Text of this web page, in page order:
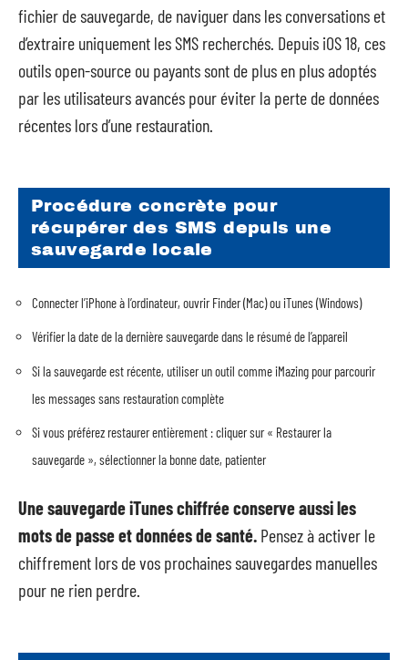
fichier de sauvegarde, de naviguer dans les conversations et
d’extraire uniquement les SMS recherchés. Depuis iOS 18, ces
outils open-source ou payants sont de plus en plus adoptés
par les utilisateurs avancés pour éviter la perte de données
récentes lors d’une restauration.
Procédure concrète pour
récupérer des SMS depuis une
sauvegarde locale
Connecter l’iPhone à l’ordinateur, ouvrir Finder (Mac) ou iTunes (Windows)
Vérifier la date de la dernière sauvegarde dans le résumé de l’appareil
Si la sauvegarde est récente, utiliser un outil comme iMazing pour parcourir
les messages sans restauration complète
Si vous préférez restaurer entièrement : cliquer sur « Restaurer la
sauvegarde », sélectionner la bonne date, patienter
Une sauvegarde iTunes chiffrée conserve aussi les
mots de passe et données de santé. Pensez à activer le
chiffrement lors de vos prochaines sauvegardes manuelles
pour ne rien perdre.